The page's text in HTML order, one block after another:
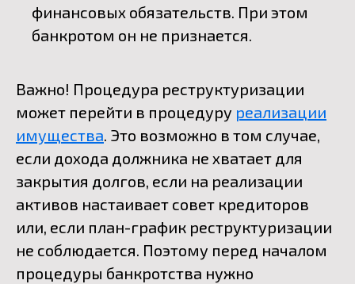
финансовых обязательств. При этом
банкротом он не признается.
Важно! Процедура реструктуризации
может перейти в процедуру реализации
имущества. Это возможно в том случае,
если дохода должника не хватает для
закрытия долгов, если на реализации
активов настаивает совет кредиторов
или, если план-график реструктуризации
не соблюдается. Поэтому перед началом
процедуры банкротства нужно